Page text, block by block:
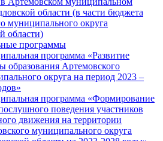
области (в части бюджета
муниципального округа
области)
программы
программа «Развитие
образования Артемовского
округа на период 2023 –
программа «Формирование
поведения участников
движения на территории
муниципального округа